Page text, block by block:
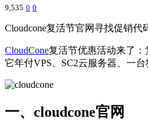
9,535 0 0
Cloudcone复活节官网寻找促销代
CloudCone复活节优惠活动来了：
它年付VPS、SC2云服务器、一
一、cloudcone官网